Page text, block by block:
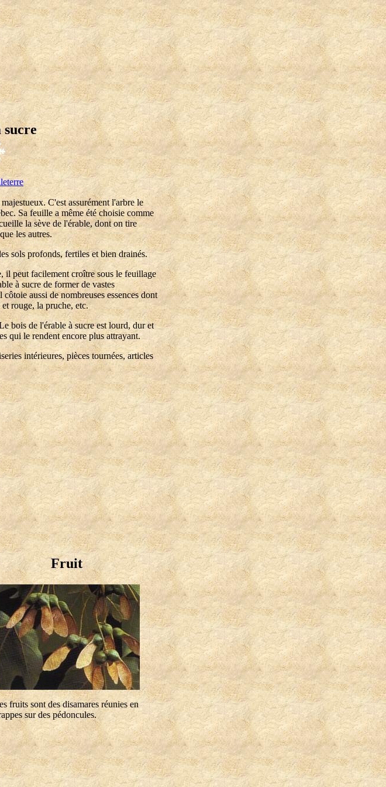
sucre
C'est assurément l'arbre le
Sa feuille a même été choisie comme
la sève de l'érable, dont on tire
les autres.
sols profonds, fertiles et bien drainés.
il peut facilement croître sous le feuillage
à sucre de former de vastes
aussi de nombreuses essences dont
rouge, la pruche, etc.
bois de l'érable à sucre est lourd, dur et
qui le rendent encore plus attrayant.
intérieures, pièces tournées, articles
Fruit
fruits sont des disamares réunies en
sur des pédoncules.